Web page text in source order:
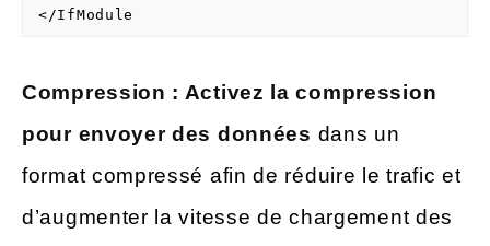
</IfModule
Compression : Activez la compression
pour envoyer des données dans un
format compressé afin de réduire le trafic et
d’augmenter la vitesse de chargement des